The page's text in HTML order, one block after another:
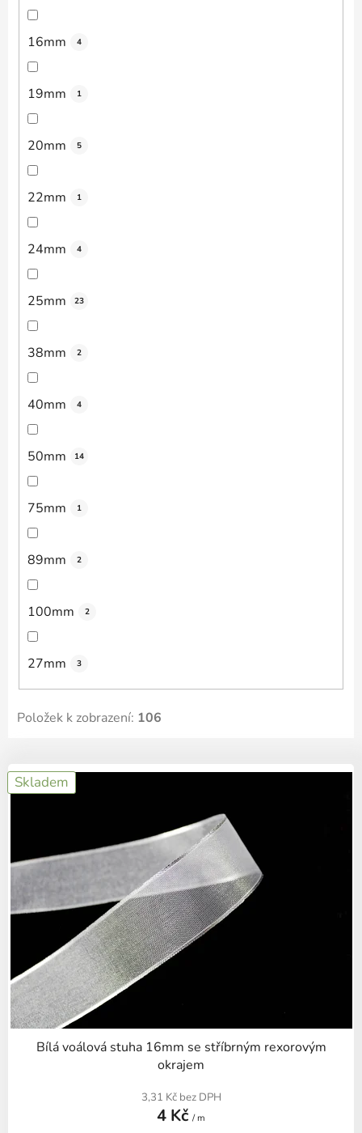
16mm 4
19mm 1
20mm 5
22mm 1
24mm 4
25mm 23
38mm 2
40mm 4
50mm 14
75mm 1
89mm 2
100mm 2
27mm 3
Položek k zobrazení: 106
V
ý
p
o
k
t
ů
Skladem
Bílá voálová stuha 16mm se stříbrným rexorovým
okrajem
3,31 Kč bez DPH
4 Kč / m